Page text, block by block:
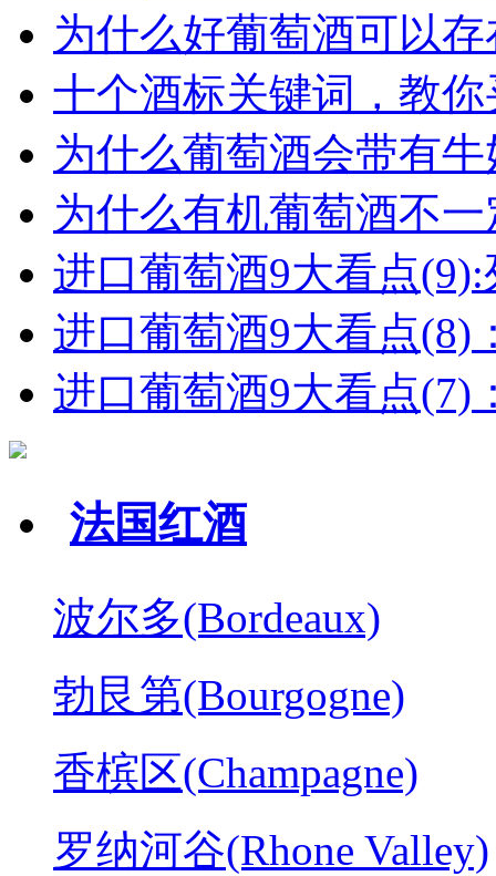
为什么好葡萄酒可以
十个酒标关键词，教
为什么葡萄酒会带有
为什么有机葡萄酒不
进口葡萄酒9大看点(9):
进口葡萄酒9大看点(8)
进口葡萄酒9大看点(7)
法国红酒
波尔多(Bordeaux)
勃艮第(Bourgogne)
香槟区(Champagne)
罗纳河谷(Rhone Valley)